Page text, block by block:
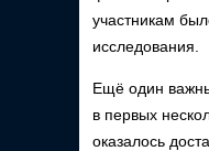
участникам
исследования.
Ещё один
в первых
оказалось